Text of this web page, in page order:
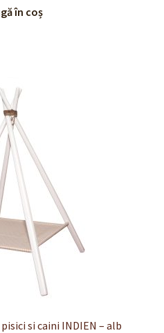
în coș
si caini INDIEN – alb